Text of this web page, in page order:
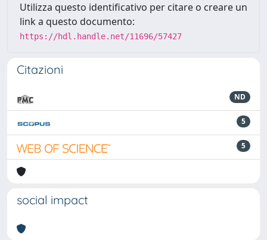
Utilizza questo identificativo per citare o creare un
link a questo documento:
https://hdl.handle.net/11696/57427
Citazioni
ND
5
5
social impact